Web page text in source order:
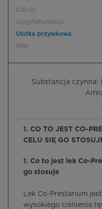
ICD-10
Ceny/refundacja
Ulotka przylekowa
Inne
Substancja czynna:
1. CO TO JEST CO-
CELU SIĘ GO
1. Co to jest lek Co-
go stosuje
Lek Co-Prestarium
wysokiego ciśnienia